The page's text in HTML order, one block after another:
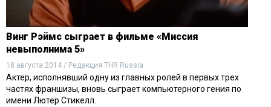
Винг Рэймс сыграет в фильме «Миссия
невыполнима 5»
18 августа 2014 / Редакция THR Russia
Актер, исполнявший одну из главных ролей в первых трех
частях франшизы, вновь сыграет компьютерного гения по
имени Лютер Стикелл.